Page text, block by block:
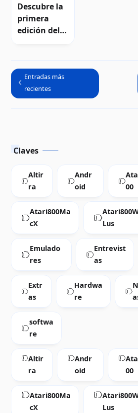
Insights
Descubre la
primera
edición del
Insights
Entradas más
recientes
Claves
Altir
ra
Andr
oid
00
Atari800Ma
cX
Lus
Emulado
res
Entrevist
as
Extr
as
Hardwa
re
softwa
re
Altir
ra
Andr
oid
00
Atari800Ma
cX
Lus